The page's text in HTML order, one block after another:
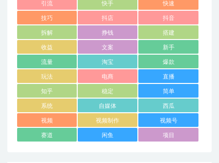
引流 快手 快速
技巧 抖店 抖音
拆解 挣钱 搭建
收益 文案 新手
流量 淘宝 爆款
玩法 电商 直播
知乎 稳定 简单
系统 自媒体 西瓜
视频 视频制作 视频号
赛道 闲鱼 项目